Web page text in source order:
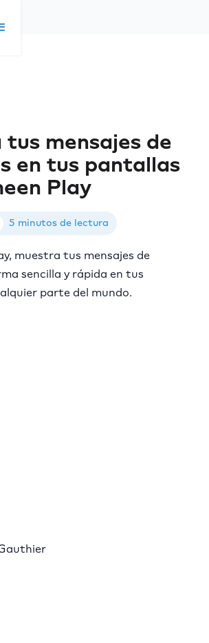
mensajes de
en tus pantallas
Play
5 minutos de lectura
muestra tus mensajes de
sencilla y rápida en tus
parte del mundo.